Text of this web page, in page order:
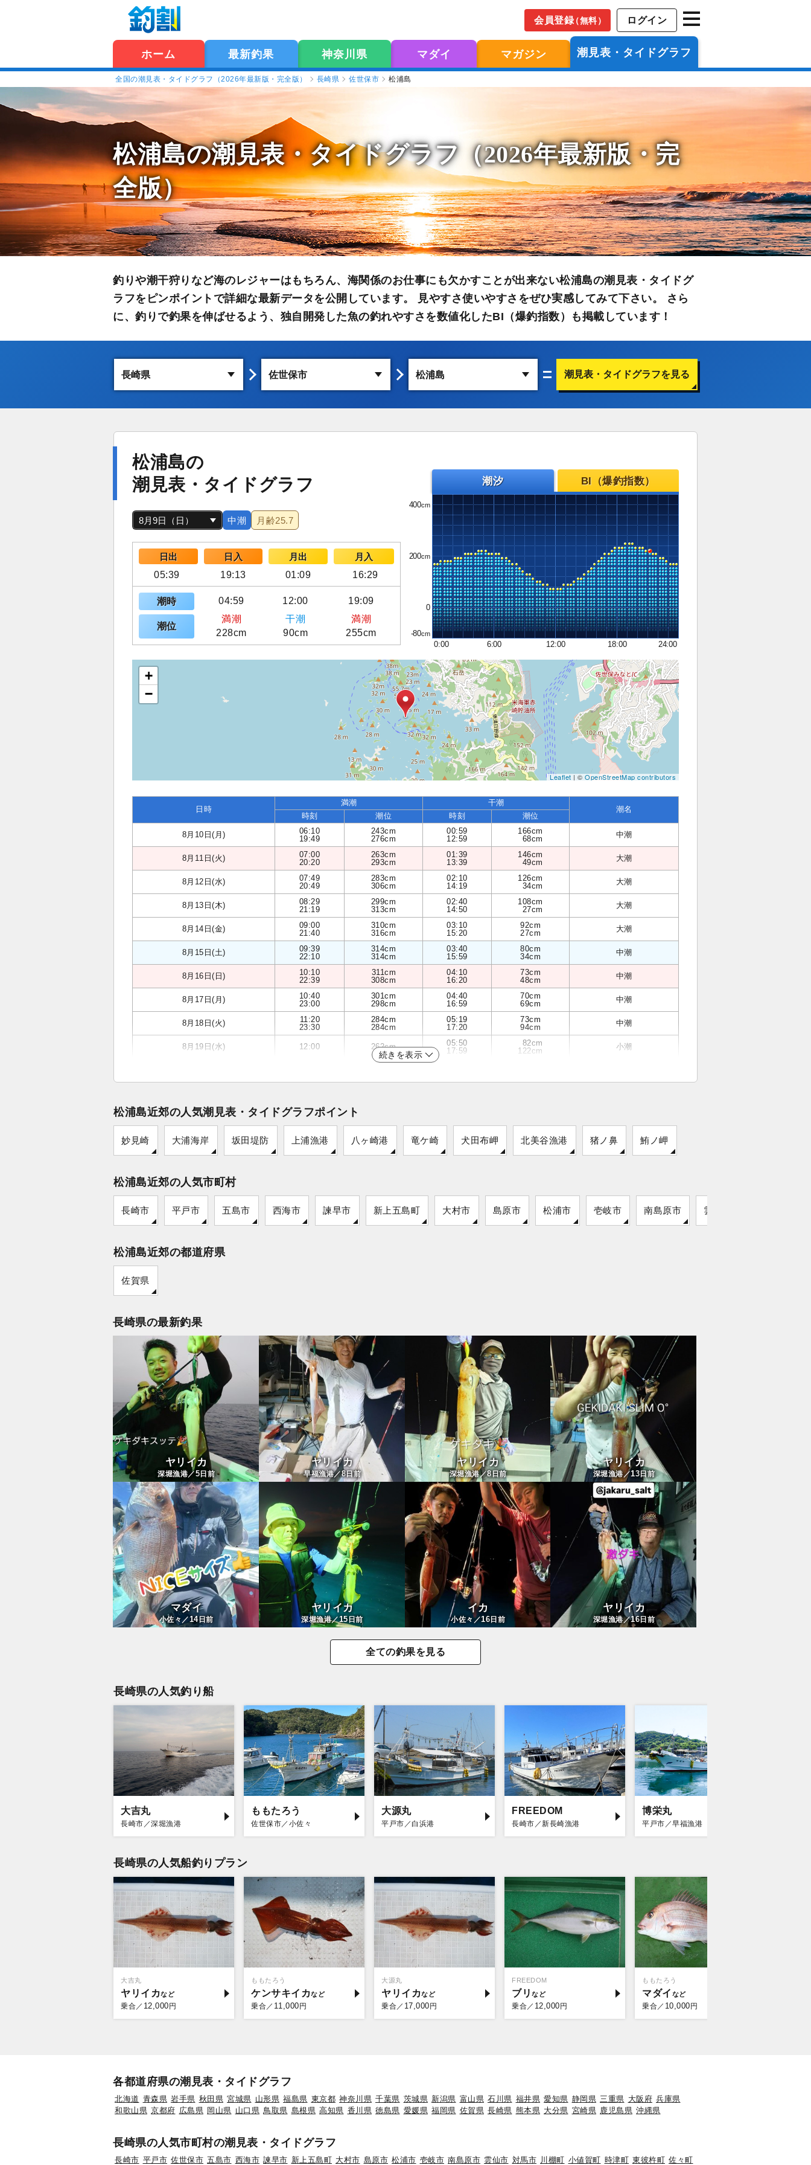
会員登録（無料） ログイン
ホーム 最新釣果 神奈川県 マダイ マガジン 潮見表・タイドグラフ
全国の潮見表・タイドグラフ（2026年最新版・完全版） 長崎県 佐世保市 松浦島
松浦島の潮見表・タイドグラフ（2026年最新版・完
全版）
釣りや潮干狩りなど海のレジャーはもちろん、海関係のお仕事にも欠かすことが出来ない松浦島の潮見表・タイドグ
ラフをピンポイントで詳細な最新データを公開しています。 見やすさ使いやすさをぜひ実感してみて下さい。 さら
に、釣りで釣果を伸ばせるよう、独自開発した魚の釣れやすさを数値化したBI（爆釣指数）も掲載しています！
潮見表・タイドグラフを見る
松浦島の
潮見表・タイドグラフ
中潮 月齢25.7
日出 日入 月出
月入
05:39
19:13 01:09 16:29
潮時 04:59 12:00 19:09
潮位
満潮 干潮
満潮
228cm
90cm 255cm
潮汐 BI（爆釣指数）
400
200
0
-80
0:00
6:00 12:00 18:00 24:00
+
−
Leaflet| ©OpenStreetMap contributors
日時
満潮 干潮
潮名
時刻 潮位 時刻 潮位
8月10日(月)
06:10
19:49
243cm
276cm
00:59
12:59
166cm
68cm
中潮
8月11日(火)
07:00
20:20
263cm
293cm
01:39
13:39
146cm
49cm
大潮
8月12日(水)
07:49
20:49
283cm
306cm
02:10
14:19
126cm
34cm
大潮
8月13日(木)
08:29
21:19
299cm
313cm
02:40
14:50
108cm
27cm
大潮
8月14日(金)
09:00
21:40
310cm
316cm
03:10
15:20
92cm
27cm
大潮
8月15日(土)
09:39
22:10
314cm
314cm
03:40
15:59
80cm
34cm
中潮
8月16日(日)
10:10
22:39
311cm
308cm
04:10
16:20
73cm
48cm
中潮
8月17日(月)
10:40
23:00
301cm
298cm
04:40
16:59
70cm
69cm
中潮
8月18日(火)
11:20
23:30
284cm
284cm
05:19
17:20
73cm
94cm
中潮
8月19日(水) 12:00 262cm
05:50
17:59
82cm
122cm
小潮
続きを表示
松浦島近郊の人気潮見表・タイドグラフポイント
妙見崎 大浦海岸 坂田堤防 上浦漁港 八ヶ崎港 竜ケ崎 犬田布岬 北美谷漁港 猪ノ鼻 鮪ノ岬
松浦島近郊の人気市町村
長崎市 平戸市 五島市 西海市 諫早市 新上五島町 大村市 島原市 松浦市 壱岐市 南島原市 雲仙市
松浦島近郊の都道府県
佐賀県
長崎県の最新釣果
ヤリイカ
深堀漁港／5日前
ヤリイカ
早福漁港／8日前
ヤリイカ
深堀漁港／8日前
ヤリイカ
深堀漁港／13日前
マダイ
小佐々／14日前
ヤリイカ
深堀漁港／15 日前
イカ
小佐々／16 日前
ヤリイカ
深堀漁港／16日前
全ての釣果を見る
長崎県の人気釣り船
大吉丸
長崎市／深堀漁港
ももたろう
佐世保市／小佐々
大源丸
平戸市／白浜港
FREEDOM
長崎市／新長崎漁港
博栄丸
平戸市／早福漁港
長崎県の人気船釣りプラン
大吉丸
ヤリイカ
乗合／ 12,000 円
ももたろう
ケンサキイカ
乗合／ 11,000 円
大源丸
ヤリイカ
乗合／ 17,000 円
FREEDOM
ブリ
乗合／ 12,000 円
ももたろう
マダイ
乗合／ 10,000 円
各都道府県の潮見表・タイドグラフ
北海道 青森県 岩手県 秋田県 宮城県 山形県 福島県 東京都 神奈川県 千葉県 茨城県 新潟県 富山県 石川県 福井県 愛知県 静岡県 三重県 大阪府 兵庫県
和歌山県 京都府 広島県 岡山県 山口県 鳥取県 島根県 高知県 香川県 徳島県 愛媛県 福岡県 佐賀県 長崎県 熊本県 大分県 宮崎県 鹿児島県 沖縄県
長崎県の人気市町村の潮見表・タイドグラフ
長崎市 平戸市 佐世保市 五島市 西海市 諫早市 新上五島町 大村市 島原市 松浦市 壱岐市 南島原市 雲仙市 対馬市 川棚町 小値賀町 時津町 東彼杵町 佐々町